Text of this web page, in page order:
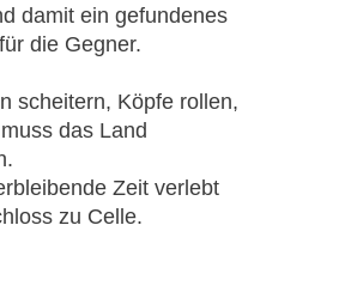
damit ein gefundenes
die Gegner.
scheitern, Köpfe rollen,
das Land
Zeit verlebt
zu Celle.